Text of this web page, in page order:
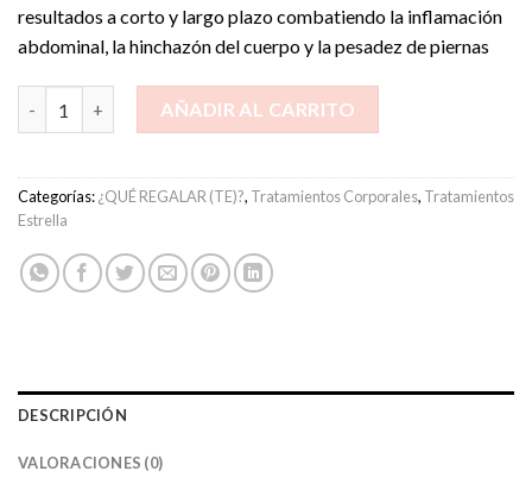
resultados a corto y largo plazo combatiendo la inflamación
abdominal, la hinchazón del cuerpo y la pesadez de piernas
Masaje Brazilian Touch cantidad
AÑADIR AL CARRITO
Categorías:¿QUÉ REGALAR (TE)?, Tratamientos Corporales, Tratamientos
Estrella
DESCRIPCIÓN
VALORACIONES (0)